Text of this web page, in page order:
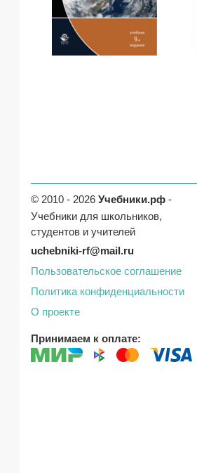
© 2010 - 2026 Учебники.рф -
Учебники для школьников,
студентов и учителей
uchebniki-rf@mail.ru
Пользовательское соглашение
Политика конфиденциальности
О проекте
Принимаем к оплате: